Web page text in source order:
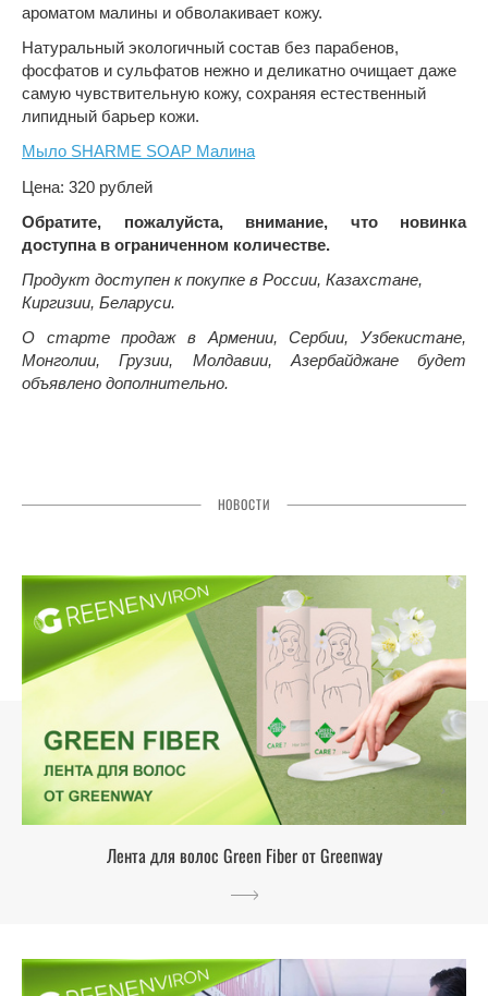
ароматом малины и обволакивает кожу.
Натуральный экологичный состав без парабенов,
фосфатов и сульфатов нежно и деликатно очищает даже
самую чувствительную кожу, сохраняя естественный
липидный барьер кожи.
Мыло SHARME SOAP Малина
Цена: 320 рублей
Обратите, пожалуйста, внимание, что новинка
доступна в ограниченном количестве.
Продукт доступен к покупке в России, Казахстане,
Киргизии, Беларуси.
О старте продаж в Армении, Сербии, Узбекистане,
Монголии, Грузии, Молдавии, Азербайджане будет
объявлено дополнительно.
НОВОСТИ
Лента для волос Green Fiber от Greenway